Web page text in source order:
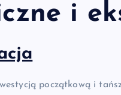
i
początkową i